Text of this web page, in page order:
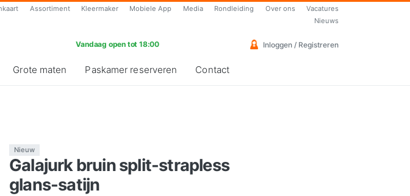
Assortiment Kleermaker Mobiele App Media Rondleiding Over ons
Vacatures
Nieuws
Vandaag open tot 18:00 Inloggen / Registreren
Grote maten Paskamer reserveren Contact
Nieuw
Galajurk bruin split-strapless
glans-satijn